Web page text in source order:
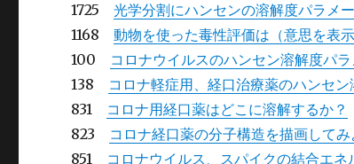
1725光学分割にハンセンの溶解度パラメ
1168動物を使った毒性評価は（意思を表
100 コロナウイルスのハンセン溶解度パラ
138 コロナ軽症用、経口治療薬のハンセン
831 コロナ用経口薬はどこに溶解するか？
823 コロナ経口薬の分子構造を描画してみ
851 コロナウイルス、スパイクの結合エネ